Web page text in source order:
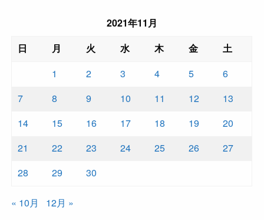
2021年11月
日
月 火 水 木 金
土
1
2 3 4 5
6
7
8 9 10 11 12
13
14
15 16 17 18 19
20
21
22 23 24 25 26
27
28
29 30
« 10月 12月 »